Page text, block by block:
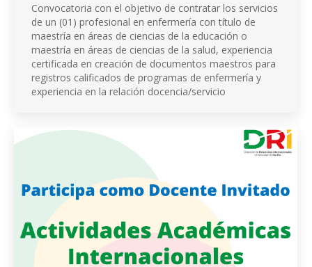
Convocatoria con el objetivo de contratar los servicios
de un (01) profesional en enfermería con título de
maestría en áreas de ciencias de la educación o
maestría en áreas de ciencias de la salud, experiencia
certificada en creación de documentos maestros para
registros calificados de programas de enfermería y
experiencia en la relación docencia/servicio